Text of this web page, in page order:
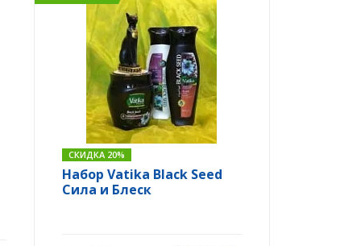
СКИДКА 20%
Набор Vatika Black Seed
Сила и Блеск